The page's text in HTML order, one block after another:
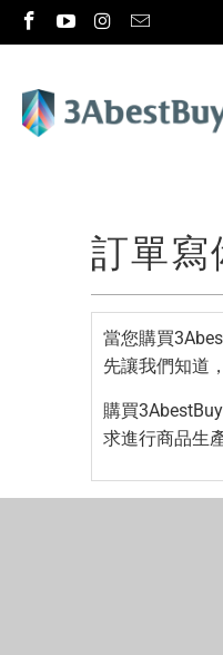
訂單寫
當您購買
先讓我們知道
購買
求進行商品生產